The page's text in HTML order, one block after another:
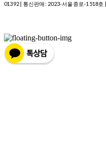
01392 | 통신판매: 2023-서울종로-1518호